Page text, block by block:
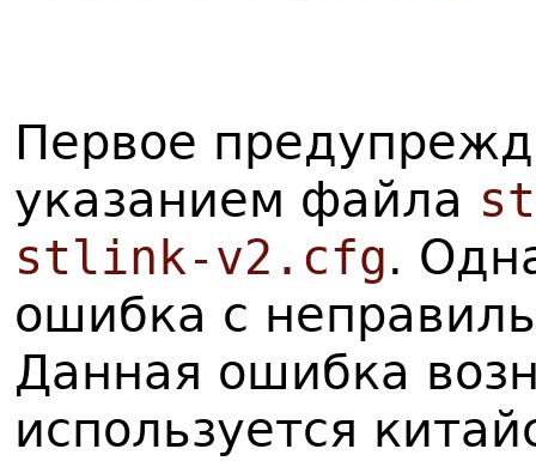
Первое
указанием файла
stlink-v2.cfg.
ошибка с
Данная ошибка
используется